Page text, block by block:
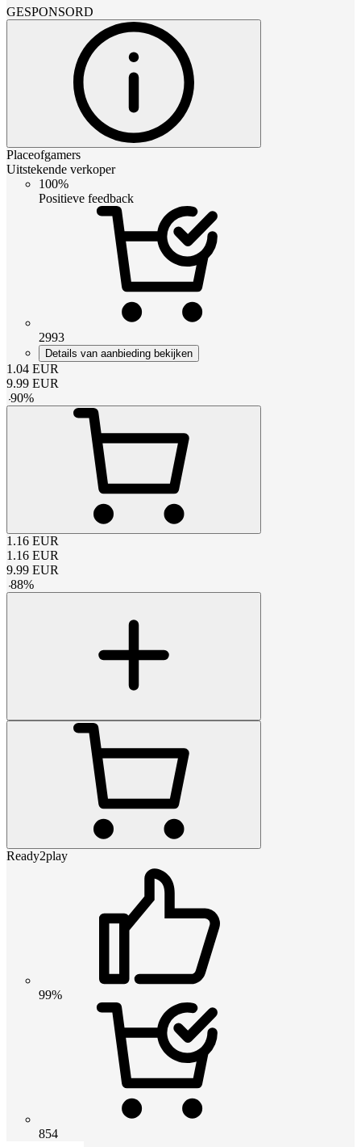
GESPONSORD
Placeofgamers
Uitstekende verkoper
100%
Positieve feedback
2993
Details van aanbieding bekijken
1.04 EUR
9.99 EUR
-90%
1.16 EUR
1.16 EUR
9.99 EUR
-88%
Ready2play
99%
854